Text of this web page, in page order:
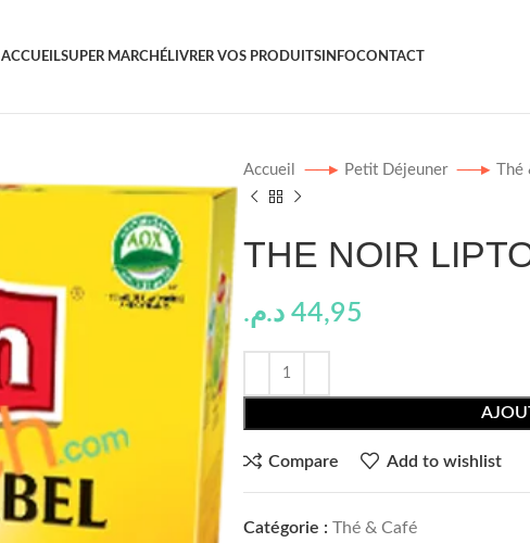
ACCUEILSUPER MARCHÉ LIVRER VOS PRODUITS INFOCONTACT
Accueil Petit Déjeuner
THE NOIR
44,95 د.م.
Compare Add to wishlist
Catégorie : Thé & Café